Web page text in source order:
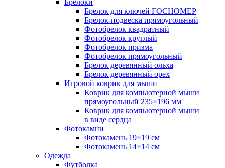
Брелок для ключей ГОСНОМЕР
Брелок-подвеска прямоугольный
Фотобрелок квадратный
Фотобрелок круглый
Фотобрелок призма
Фотобрелок прямоугольный
Брелок деревянный ольха
Брелок деревянный орех
Игровой коврик для мыши
Коврик для компьютерной мыши
прямоугольный 235×196 мм
Коврик для компьютерной мыши
в виде сердца
Фотокамни
Фотокамень 19×19 см
Фотокамень 14×14 см
Одежда
Футболка